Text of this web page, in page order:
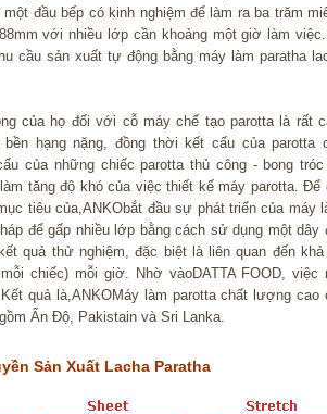
đầu bếp có kinh nghiệm để làm ra ba trăm
với nhiều lớp cần khoảng một giờ làm
cầu sản xuất tự động bằng máy làm paratha
của họ đối với cỗ máy chế tạo parotta là rất
hạng nặng, đồng thời kết cấu của parotta
của những chiếc parotta thủ công - bong
tăng độ khó của việc thiết kế máy parotta. Để
tiêu của,ANKObắt đầu sự phát triển của máy
để gấp nhiều lớp bằng cách sử dụng một
quả thử nghiệm, đặc biệt là liên quan đến
chiếc) mỗi giờ. Nhờ vàoDATTA FOOD,
quả là,ANKOMáy làm parotta chất lượng
Ấn Độ, Pakistain và Sri Lanka.
Sản Xuất Lacha Paratha